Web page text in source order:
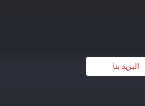
البريد بنا